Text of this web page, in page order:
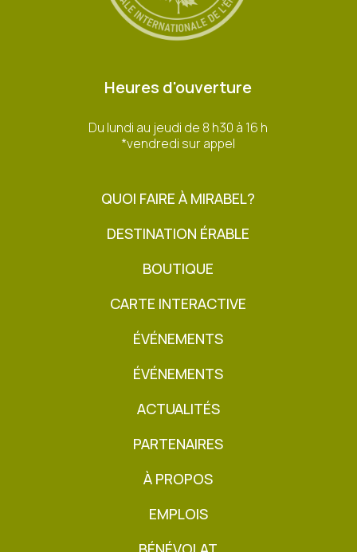
Heures d'ouverture
Du lundi au jeudi de 8 h30 à 16 h
*vendredi sur appel
QUOI FAIRE À MIRABEL?
DESTINATION ÉRABLE
BOUTIQUE
CARTE INTERACTIVE
ÉVÉNEMENTS
ÉVÉNEMENTS
ACTUALITÉS
PARTENAIRES
À PROPOS
EMPLOIS